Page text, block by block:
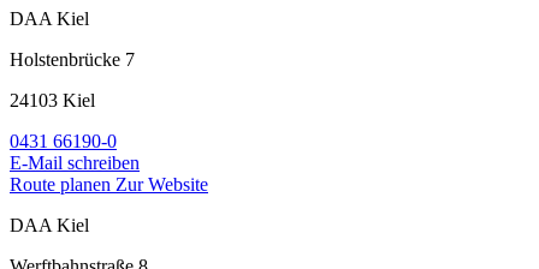
DAA Kiel
Holstenbrücke 7
24103 Kiel
0431 66190-0
E-Mail schreiben
Route planen Zur Website
DAA Kiel